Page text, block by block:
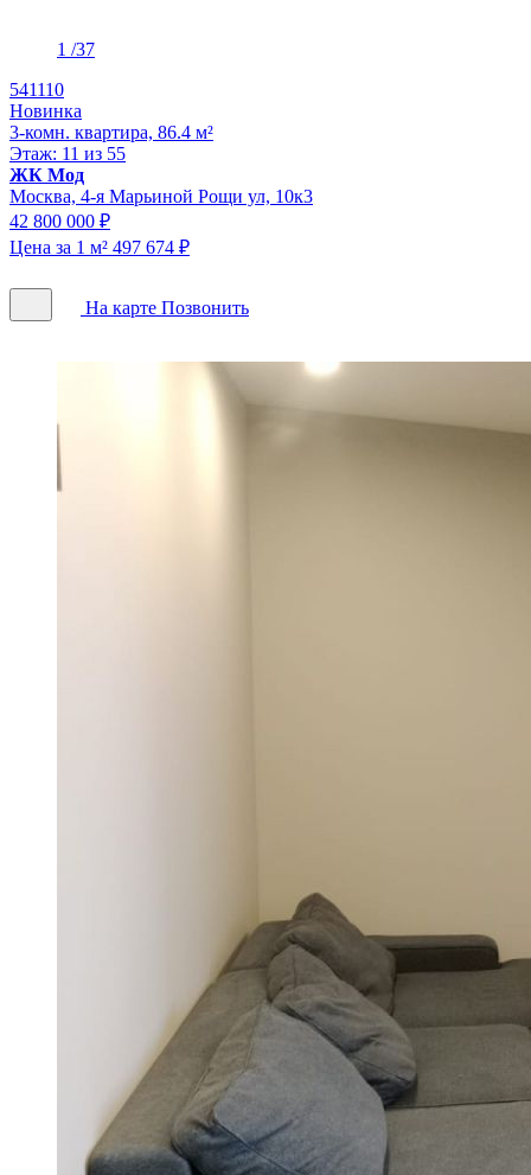
1 /37
541110
Новинка
3-комн. квартира, 86.4 м²
Этаж: 11 из 55
ЖК Мод
Москва, 4-я Марьиной Рощи ул, 10к3
42 800 000 ₽
Цена за 1 м² 497 674 ₽
На карте Позвонить